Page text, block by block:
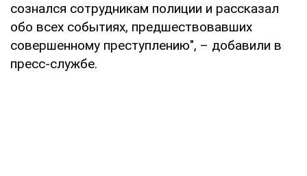
сознался сотрудникам полиции и рассказал
обо всех событиях, предшествовавших
совершенному преступлению", – добавили в
пресс-службе.